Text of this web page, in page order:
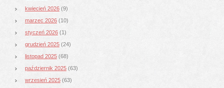
kwiecień 2026 (9)
marzec 2026 (10)
styczeń 2026 (1)
grudzień 2025 (24)
listopad 2025 (68)
październik 2025 (63)
wrzesień 2025 (63)